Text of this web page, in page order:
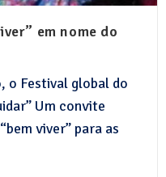
em nome do
o Festival global do
Um convite
viver” para as